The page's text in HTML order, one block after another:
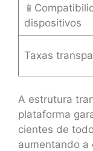
dispositivos
Taxas
A estrutura
plataforma
cientes de
aumentando a